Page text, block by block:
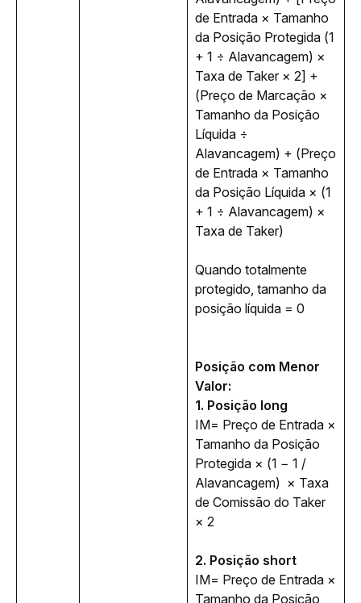
de Entrada × Tamanho
da Posição Protegida (1
+ 1 ÷ Alavancagem) ×
Taxa de Taker × 2] +
(Preço de Marcação ×
Tamanho da Posição
Líquida ÷
Alavancagem) + (Preço
de Entrada × Tamanho
da Posição Líquida × (1
+ 1 ÷ Alavancagem) ×
Taxa de Taker)
Quando totalmente
protegido, tamanho da
posição líquida = 0
Posição com Menor
Valor:
1. Posição long
IM= Preço de Entrada ×
Tamanho da Posição
Protegida × (1 − 1 /
Alavancagem)  × Taxa
de Comissão do Taker
× 2
2. Posição short
IM= Preço de Entrada ×
Tamanho da Posição